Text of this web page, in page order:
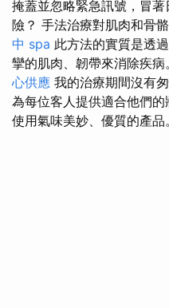
掩蓋並忽略緊急訊號，冒
險？ 手法治療對肌肉和骨
中 spa 此方法的實質是透
攣的肌肉、韌帶來消除疾病
心供應 我的治療期間沒有
為每位客人提供適合他們
使用氣味美妙、優質的產品。